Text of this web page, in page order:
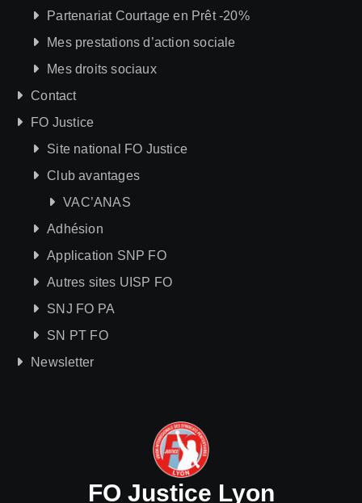
Partenariat Courtage en Prêt -20%
Mes prestations d’action sociale
Mes droits sociaux
Contact
FO Justice
Site national FO Justice
Club avantages
VAC’ANAS
Adhésion
Application SNP FO
Autres sites UISP FO
SNJ FO PA
SN PT FO
Newsletter
FO Justice Lyon